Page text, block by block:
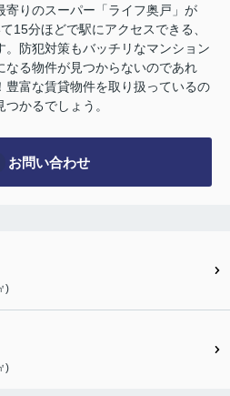
寄りのスーパー「ライフ奥戸」が
15分ほどで駅にアクセスできる、
。防犯対策もバッチリなマンション
なる物件が見つからないのであれ
豊富な賃貸物件を取り扱っているの
かるでしょう。
お問い合わせ
)
)